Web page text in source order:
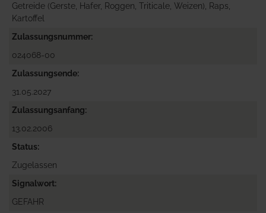
Getreide (Gerste, Hafer, Roggen, Triticale, Weizen), Raps,
Kartoffel
Zulassungsnummer
024068-00
Zulassungsende
31.05.2027
Zulassungsanfang
13.02.2006
Status
Zugelassen
Signalwort
GEFAHR